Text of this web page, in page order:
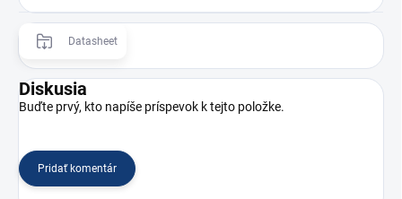
Datasheet
Diskusia
Buďte prvý, kto napíše príspevok k tejto položke.
Pridať komentár